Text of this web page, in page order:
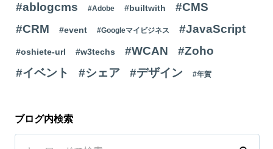
#ablogcms #Adobe #builtwith
#CMS
#CRM
#event #Googleマイビジネス #JavaScript
#oshiete-url #w3techs #WCAN
#Zoho
#イベント
#シェア #デザイン #年賀
ブログ内検索